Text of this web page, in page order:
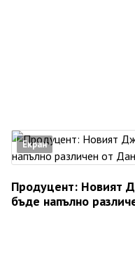
Екран
Продуцент: Новият
бъде напълно